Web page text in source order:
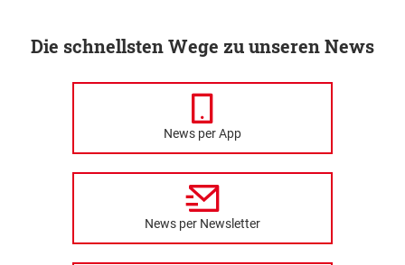
Die schnellsten Wege zu unseren News
News per App
News per Newsletter